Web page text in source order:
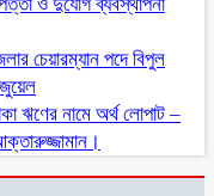
ও দুর্যোগ ব্যবস্থাপনা
চেয়ারম্যান পদে বিপুল
ঋণের নামে অর্থ লোপাট –